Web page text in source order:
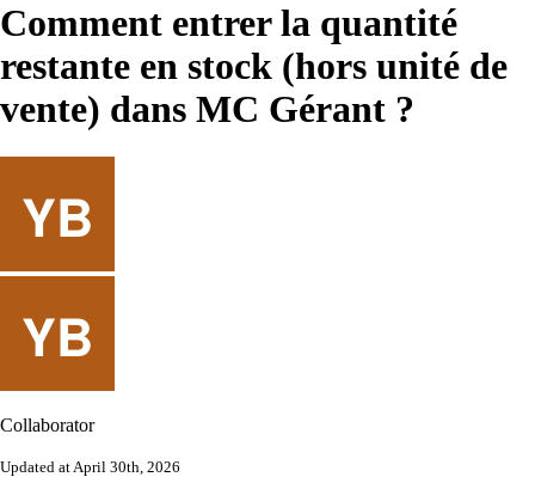
Comment entrer la quantité
restante en stock (hors unité de
vente) dans MC Gérant ?
Collaborator
Updated at April 30th, 2026